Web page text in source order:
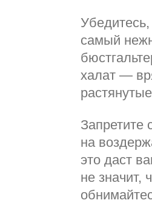
самый
халат —
Запретите
на
это даст
не значит,